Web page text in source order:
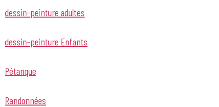
dessin-peinture adultes
dessin-peinture Enfants
Pétanque
Randonnées